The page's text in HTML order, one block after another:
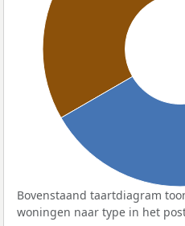
Bovenstaand taartdiagram
woningen naar type in het